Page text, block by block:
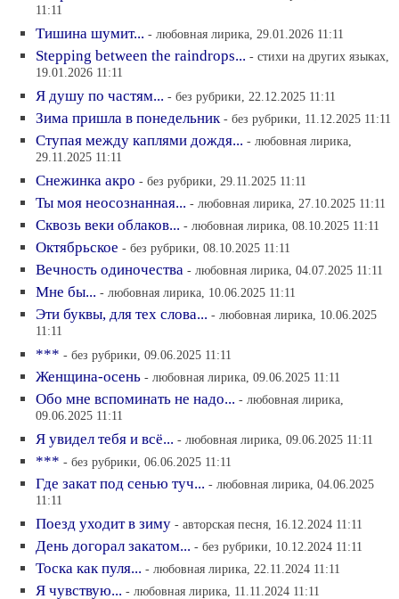
11:11
Тишина шумит... - любовная лирика, 29.01.2026 11:11
Stepping between the raindrops... - стихи на других языках,
19.01.2026 11:11
Я душу по частям... - без рубрики, 22.12.2025 11:11
Зима пришла в понедельник - без рубрики, 11.12.2025 11:11
Ступая между каплями дождя... - любовная лирика,
29.11.2025 11:11
Снежинка акро - без рубрики, 29.11.2025 11:11
Ты моя неосознанная... - любовная лирика, 27.10.2025 11:11
Сквозь веки облаков... - любовная лирика, 08.10.2025 11:11
Октябрьское - без рубрики, 08.10.2025 11:11
Вечность одиночества - любовная лирика, 04.07.2025 11:11
Мне бы... - любовная лирика, 10.06.2025 11:11
Эти буквы, для тех слова... - любовная лирика, 10.06.2025
11:11
*** - без рубрики, 09.06.2025 11:11
Женщина-осень - любовная лирика, 09.06.2025 11:11
Обо мне вспоминать не надо... - любовная лирика,
09.06.2025 11:11
Я увидел тебя и всё... - любовная лирика, 09.06.2025 11:11
*** - без рубрики, 06.06.2025 11:11
Где закат под сенью туч... - любовная лирика, 04.06.2025
11:11
Поезд уходит в зиму - авторская песня, 16.12.2024 11:11
День догорал закатом... - без рубрики, 10.12.2024 11:11
Тоска как пуля... - любовная лирика, 22.11.2024 11:11
Я чувствую... - любовная лирика, 11.11.2024 11:11